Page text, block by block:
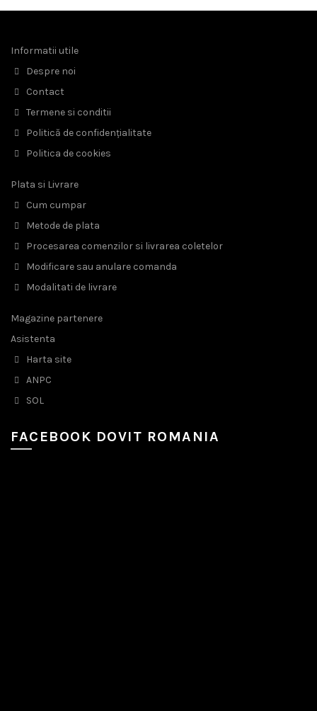
Informatii utile
Despre noi
Contact
Termene si conditii
Politică de confidențialitate
Politica de cookies
Plata si Livrare
Cum cumpar
Metode de plata
Procesarea comenzilor si livrarea coletelor
Modificare sau anulare comanda
Modalitati de livrare
Magazine partenere
Asistenta
Harta site
ANPC
SOL
FACEBOOK DOVIT ROMANIA